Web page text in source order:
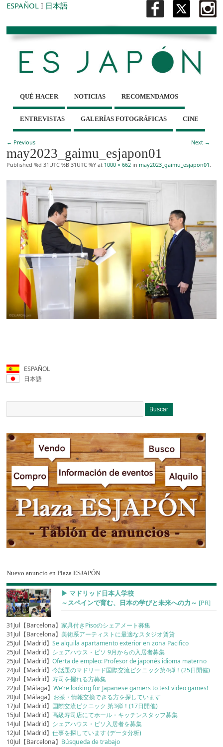
ESPAÑOL I 日本語
QUÉ HACER NOTICIAS RECOMENDAMOS
ENTREVISTAS GALERÍAS FOTOGRÁFICAS CINE
← Previous Next →
may2023_gaimu_esjapon01
Published%d 31UTC %B 31UTC %Y at 1000 × 662 in may2023_gaimu_esjapon01
ESPAÑOL
日本語
Nuevo anuncio en Plaza ESJAPÓN
▶︎ マドリッド日本人学校
～スペインで育む、日本の学びと未来への力～ [PR]
31Jul【Barcelona】家具付きPisoのシェアメート募集
31Jul【Barcelona】美術系アーティストに最適なスタジオ賃貸
25Jul【Madrid】Se alquila apartamento exterior en zona Pacifico
25Jul【Madrid】 シェアハウス・ピソ 9月からの入居者募集
25Jul【Madrid】Oferta de empleo: Profesor de japonés idioma materno
24Jul【Madrid】今話題のマドリード国際交流ピクニック第4弾！(25日開催)
24Jul【Madrid】寿司を握れる方募集
22Jul【Málaga】We’re looking for Japanese gamers to test video games!
20Jul【Málaga】 お茶・情報交換できる方を探しています
17Jul【Madrid】 国際交流ピクニック 第3弾！(17日開催)
15Jul【Madrid】高級寿司店にてホール・キッチンスタッフ募集
14Jul【Madrid】 シェアハウス・ピソ入居者を募集
12Jul【Madrid】仕事を探しています (データ分析)
10Jul【Barcelona】 Búsqueda de trabajo